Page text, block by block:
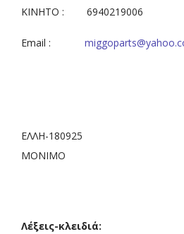
ΚΙΝΗΤΟ : 6940219006
Email :
ΕΛΛΗ-180925
ΜΟΝΙΜΟ
Λέξεις-κλειδιά: